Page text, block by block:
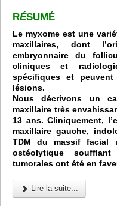
RÉSUMÉ
Le myxome est une
maxillaires, dont
embryonnaire du
cliniques et
spécifiques et
lésions.
Nous décrivons un
maxillaire très
13 ans. Cliniquement,
maxillaire gauche,
TDM du massif facial
ostéolytique
tumorales ont été en
Lire la suite...